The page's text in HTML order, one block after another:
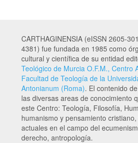
CARTHAGINENSIA (eISSN 2605-
4381) fue fundada en 1985 como
cultural y científica de su entidad
Teológico de Murcia O.F.M., Centro
Facultad de Teología de la
Antonianum (Roma). El contenido
las diversas areas de conocimiento
este Centro: Teología, Filosofía,
humanismo y pensamiento
actuales en el campo del
derecho, antropología.